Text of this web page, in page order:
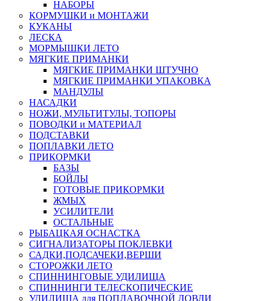
НАБОРЫ
КОРМУШКИ и МОНТАЖИ
КУКАНЫ
ЛЕСКА
МОРМЫШКИ ЛЕТО
МЯГКИЕ ПРИМАНКИ
МЯГКИЕ ПРИМАНКИ ШТУЧНО
МЯГКИЕ ПРИМАНКИ УПАКОВКА
МАНДУЛЫ
НАСАДКИ
НОЖИ, МУЛЬТИТУЛЫ, ТОПОРЫ
ПОВОДКИ и МАТЕРИАЛ
ПОДСТАВКИ
ПОПЛАВКИ ЛЕТО
ПРИКОРМКИ
БАЗЫ
БОЙЛЫ
ГОТОВЫЕ ПРИКОРМКИ
ЖМЫХ
УСИЛИТЕЛИ
ОСТАЛЬНЫЕ
РЫБАЦКАЯ ОСНАСТКА
СИГНАЛИЗАТОРЫ ПОКЛЕВКИ
САДКИ,ПОДСАЧЕКИ,ВЕРШИ
СТОРОЖКИ ЛЕТО
СПИННИНГОВЫЕ УДИЛИЩА
СПИННИНГИ ТЕЛЕСКОПИЧЕСКИЕ
УДИЛИЩА для ПОПЛАВОЧНОЙ ЛОВЛИ